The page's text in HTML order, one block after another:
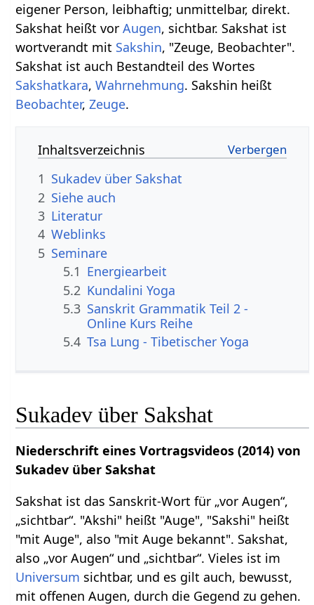
eigener Person, leibhaftig; unmittelbar, direkt.
Sakshat heißt vorAugen, sichtbar. Sakshat ist
wortverandt mit Sakshin, "Zeuge, Beobachter".
Sakshat ist auch Bestandteil des Wortes
Sakshatkara,Wahrnehmung. Sakshin heißt
Beobachter,Zeuge.
Inhaltsverzeichnis
1 Sukadev über Sakshat
2 Siehe auch
3 Literatur
4 Weblinks
5 Seminare
5.1 Energiearbeit
5.2 Kundalini Yoga
5.3 Sanskrit Grammatik Teil 2 -
Online Kurs Reihe
5.4 Tsa Lung - Tibetischer Yoga
Sukadev über Sakshat
Niederschrift eines Vortragsvideos (2014) von
Sukadev über Sakshat
Sakshat ist das Sanskrit-Wort für „vor Augen“,
„sichtbar“. "Akshi" heißt "Auge", "Sakshi" heißt
"mit Auge", also "mit Auge bekannt". Sakshat,
also „vor Augen“ und „sichtbar“. Vieles ist im
Universum sichtbar, und es gilt auch, bewusst,
mit offenen Augen, durch die Gegend zu gehen.